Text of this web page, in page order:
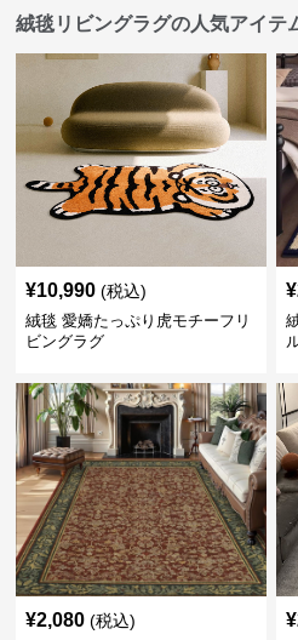
絨毯リビングラグの人気アイテ
¥10,990 (税込)
絨毯 愛嬌たっぷり虎モチーフリ
ビングラグ
¥
¥2,080 (税込) ¥